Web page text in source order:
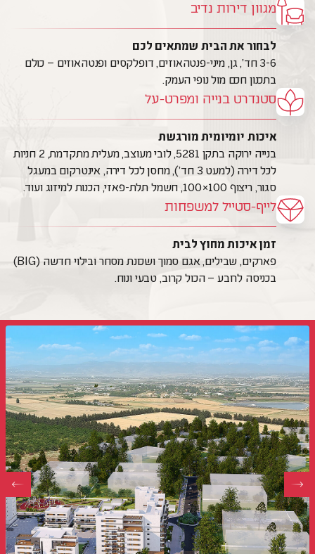
מגוון דירות נדיב
לבחור את הבית שמתאים לכם
3-6 חד׳, גן, מיני-פנטהאוזים, דופלקסים ופנטהאוזים – כולם
בתכנון חכם מול נופי העמק.
סטנדרט בנייה ומפרט-על
איכות יומיומית מורגשת
בנייה ירוקה בתקן 5281, לובי מעוצב, מעלית מתקדמת, 2 חניות
לכל דירה (למעט 3 חד'), מחסן לכל דירה, אינטרקום במעגל
סגור, ריצוף 100×100, חשמל תלת-פאזי, הכנות למיזוג ועוד.
לייף-סטייל למשפחות
זמן איכות מחוץ לבית
פארקים, שבילים, אגם סמוך ושכונת מסחר ובילוי חדשה (BIG)
בכניסה לרובע – הכול קרוב, טבעי ונוח.